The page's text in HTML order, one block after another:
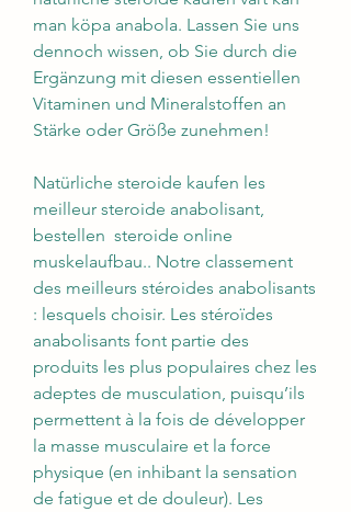
man köpa anabola. Lassen Sie uns
dennoch wissen, ob Sie durch die
Ergänzung mit diesen essentiellen
Vitaminen und Mineralstoffen an
Stärke oder Größe zunehmen!
Natürliche steroide kaufen les
meilleur steroide anabolisant,
bestellen  steroide online
muskelaufbau.. Notre classement
des meilleurs stéroides anabolisants
: lesquels choisir. Les stéroïdes
anabolisants font partie des
produits les plus populaires chez les
adeptes de musculation, puisqu’ils
permettent à la fois de développer
la masse musculaire et la force
physique (en inhibant la sensation
de fatigue et de douleur). Les